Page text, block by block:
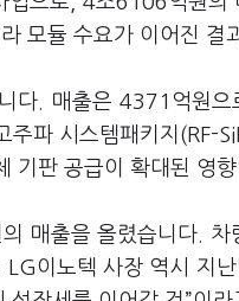
모듈 수요가 이어진 결
다. 매출은 4371억원
파 시스템패키지(RF-
기판 공급이 확대된 영향
매출을 올렸습니다. 차
이노텍 사장 역시 지